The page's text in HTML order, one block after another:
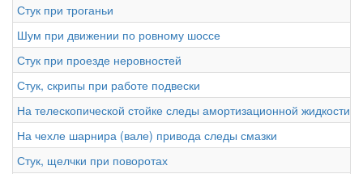
Стук при троганьи
Шум при движении по ровному шоссе
Стук при проезде неровностей
Стук, скрипы при работе подвески
На телескопической стойке следы амортизационной жидкости
На чехле шарнира (вале) привода следы смазки
Стук, щелчки при поворотах